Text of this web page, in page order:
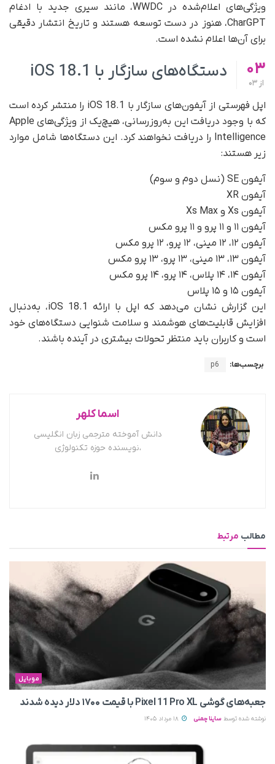
ویژگی‌های اعلام‌شده در WWDC، مانند سیری جدید با ادغام
CharGPT، هنوز در دست توسعه هستند و تاریخ انتشار دقیقی
برای آن‌ها اعلام نشده است.
03
از 03
دستگاه‌های سازگار با iOS 18.1
اپل فهرستی از آیفون‌های سازگار با iOS 18.1 را منتشر کرده است
که با وجود دریافت این به‌روزرسانی، هیچ‌یک از ویژگی‌های Apple
Intelligence را دریافت نخواهند کرد. این دستگاه‌ها شامل موارد
زیر هستند:
آیفون‌ SE (نسل دوم و سوم)
آیفون‌ XR
آیفون‌ Xs و Xs Max
آیفون‌ ۱۱ و ۱۱ پرو و ۱۱ پرو مکس
آیفون‌ ۱۲، ۱۲ مینی، ۱۲ پرو، ۱۲ پرو مکس
آیفون‌ ۱۳، ۱۳ مینی، ۱۳ پرو، ۱۳ پرو مکس
آیفون‌ ۱۴، ۱۴ پلاس، ۱۴ پرو، ۱۴ پرو مکس
آیفون‌ ۱۵ و ۱۵ پلاس
این گزارش نشان می‌دهد که اپل با ارائه iOS 18.1، به‌دنبال
افزایش قابلیت‌های هوشمند و سلامت شنوایی دستگاه‌های خود
است و کاربران باید منتظر تحولات بیشتری در آینده باشند.
برچسب‌ها: p6
اسما کلهر
دانش آموخته مترجمی زبان انگلیسی
،نویسنده حوزه تکنولوژی
مطالب مرتبط
موبایل
جعبه‌های گوشی Pixel 11 Pro XL با قیمت ۱۷۰۰ دلار دیده شدند
نوشته شده توسط ساینا چمنی